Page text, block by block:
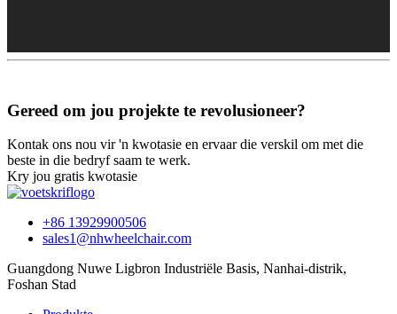
Gereed om jou projekte te revolusioneer?
Kontak ons ​​nou vir 'n kwotasie en ervaar die verskil om met die
beste in die bedryf saam te werk.
Kry jou gratis kwotasie
+86 13929900506
sales1@nhwheelchair.com
Guangdong Nuwe Ligbron Industriële Basis, Nanhai-distrik,
Foshan Stad